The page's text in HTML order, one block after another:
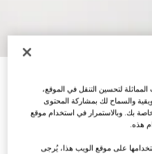
لتحسين التنقل في الموقع،
والسماح لك بمشاركة المحتوى
بك. وبالاستمرار في استخدام موقع
هذه.
على موقع الويب هذا، يُرجى